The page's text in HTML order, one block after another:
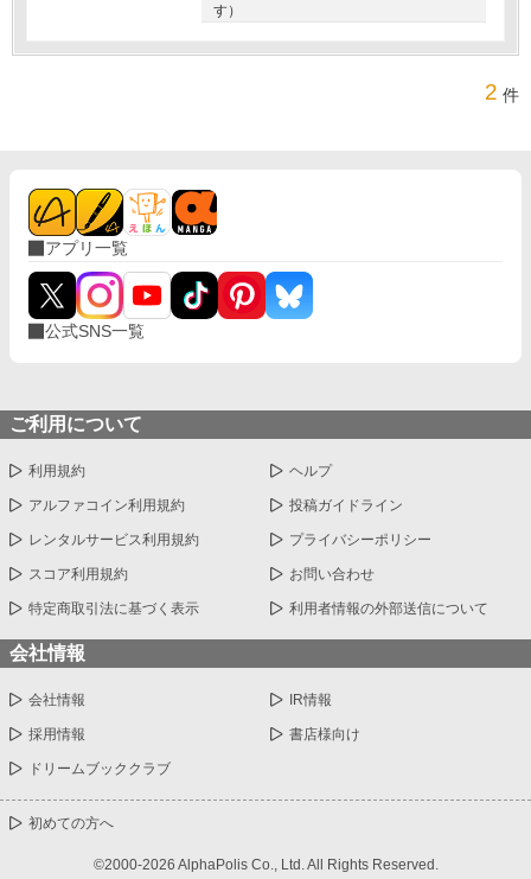
す）
2 件
アプリ一覧
公式SNS一覧
ご利用について
利用規約 ヘルプ
アルファコイン利用規約 投稿ガイドライン
レンタルサービス利用規約 プライバシーポリシー
スコア利用規約 お問い合わせ
特定商取引法に基づく表示 利用者情報の外部送信について
会社情報
会社情報 IR情報
採用情報 書店様向け
ドリームブッククラブ
初めての方へ
©2000-2026 AlphaPolis Co., Ltd. All Rights Reserved.